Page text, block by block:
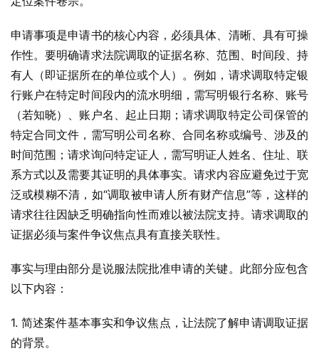
申请事项是申请书的核心内容，必须具体、清晰、具有可操
作性。要明确请求法院调取的证据名称、范围、时间段、持
有人（即证据所在的单位或个人）。例如，请求调取特定银
行账户在特定时间段内的流水明细，需写明银行名称、账号
（若知晓）、账户名、起止日期；请求调取特定公司保管的
特定合同文件，需写明公司名称、合同名称或编号、涉及的
时间范围；请求询问特定证人，需写明证人姓名、住址、联
系方式以及需要其证明的具体事实。请求内容应避免过于宽
泛或模糊不清，如“调取被申请人所有财产信息”等，这样的
请求往往因缺乏明确指向性而难以被法院支持。请求调取的
证据必须与案件争议焦点具有直接关联性。
事实与理由部分是说服法院批准申请的关键。此部分应包含
以下内容：
1. 简述案件基本事实和争议焦点，让法院了解申请调取证据
的背景。